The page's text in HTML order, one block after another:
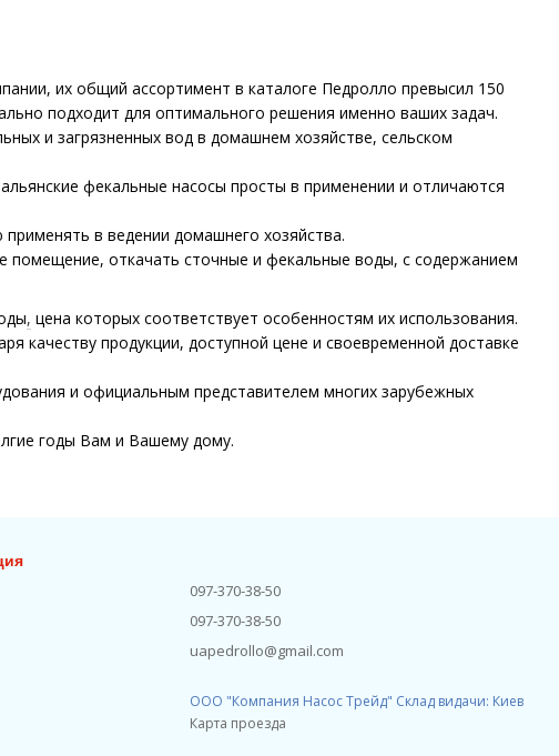
их общий ассортимент в каталоге Педролло превысил 150
подходит для оптимального решения именно ваших задач.
и загрязненных вод в домашнем хозяйстве, сельском
фекальные насосы просты в применении и отличаются
в ведении домашнего хозяйства.
откачать сточные и фекальные воды, с содержанием
, цена которых соответствует особенностям их использования.
качеству продукции, доступной цене и своевременной доставке
и официальным представителем многих зарубежных
годы Вам и Вашему дому.
097-370-38-50
097-370-38-50
uapedrollo@gmail.com
ООО "Компания Насос Трейд" Склад видачи: Киев
Карта проезда